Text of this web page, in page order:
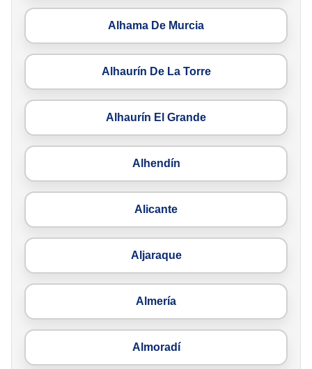
Alhama De Murcia
Alhaurín De La Torre
Alhaurín El Grande
Alhendín
Alicante
Aljaraque
Almería
Almoradí